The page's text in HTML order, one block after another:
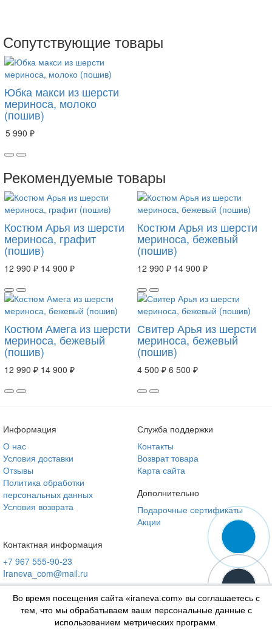
Сопутствующие товары
Юбка макси из шерсти
мериноса, молоко
(пошив)
5 990 ₽
Рекомендуемые товары
Костюм Арья из шерсти
мериноса, графит
(пошив)
12 990 ₽ 14 900 ₽
Костюм Арья из шерсти
мериноса, бежевый
(пошив)
12 990 ₽ 14 900 ₽
Костюм Амега из шерсти
мериноса, бежевый
(пошив)
12 990 ₽ 14 900 ₽
Свитер Арья из шерсти
мериноса, бежевый
(пошив)
4 500 ₽ 6 500 ₽
Информация
О нас
Условия доставки
Отзывы
Политика обработки
персональных данных
Условия возврата
Служба поддержки
Контакты
Возврат товара
Карта сайта
Дополнительно
Подарочные сертификаты
Акции
Контактная информация
+7 967 555-90-23
Iraneva_com@mail.ru
Во время посещения сайта «iraneva.com» вы соглашаетесь с
тем, что мы обрабатываем ваши персональные данные с
использованием метрических программ.